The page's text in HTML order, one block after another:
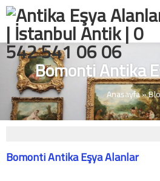
Bomonti Antika
Anasayfa»
Bomonti Antika Eşya Alanlar